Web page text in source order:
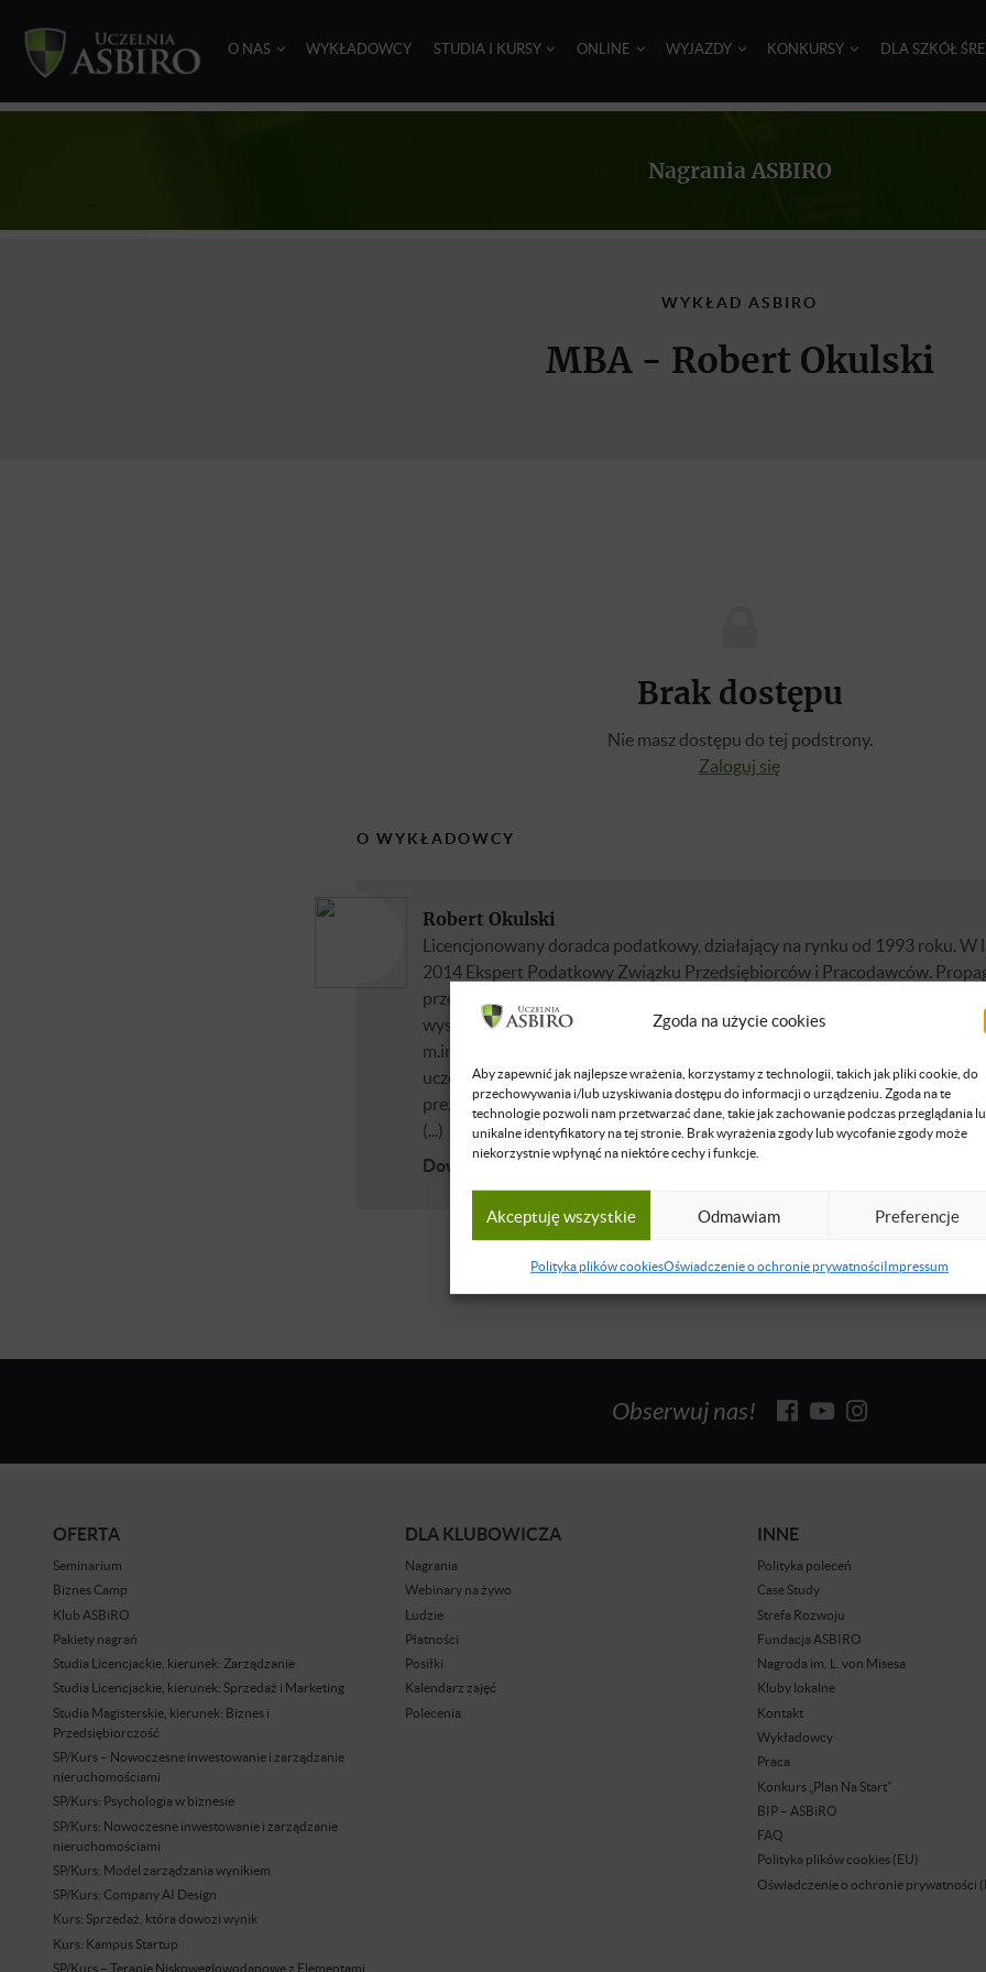
Zgoda na użycie cookies
Aby zapewnić jak najlepsze wrażenia, korzystamy z technologii, takich jak pliki cookie, do
przechowywania i/lub uzyskiwania dostępu do informacji o urządzeniu. Zgoda na te
technologie pozwoli nam przetwarzać dane, takie jak zachowanie podczas przeglądania
unikalne identyfikatory na tej stronie. Brak wyrażenia zgody lub wycofanie zgody może
niekorzystnie wpłynąć na niektóre cechy i funkcje.
Akceptuję wszystkie Odmawiam Preferencje
Polityka plików cookiesOświadczenie o ochronie prywatnościImpressum
O NAS WYKŁADOWCY STUDIA I KURSY ONLINE WYJAZDY KONKURSY DLA SZKÓŁ
Nagrania ASBIRO
WYKŁAD ASBIRO
MBA - Robert Okulski
Brak dostępu
Nie masz dostępu do tej podstrony.
Zaloguj się
O WYKŁADOWCY
Robert Okulski
Licencjonowany doradca podatkowy, działający na rynku od 1993 roku. W
2014 Ekspert Podatkowy Związku Przedsiębiorców i Pracodawców.
przedsiębiorczości. Właściciel i Prezes Zarządu w Grupie Księgowej
wyspecjalizowanych przedsiębiorstw. W ramach doradztwa prowadzi
m.in. z analizą biznesową, optymalizacją podatkową i audytami
uczestnik dyskusji podatkowych i gospodarczych na "GoldenLine”. W
prezes AKT OECONOMICUS – jednego z największych warszawskich
(...)
Dowiedz się więcej
Obserwuj nas!
OFERTA
Seminarium
Biznes Camp
Klub ASBiRO
Pakiety nagrań
Studia Licencjackie, kierunek: Zarządzanie
Studia Licencjackie, kierunek: Sprzedaż i Marketing
Studia Magisterskie, kierunek: Biznes i
Przedsiębiorczość
SP/Kurs – Nowoczesne inwestowanie i zarządzanie
nieruchomościami
SP/Kurs: Psychologia w biznesie
SP/Kurs: Nowoczesne inwestowanie i zarządzanie
nieruchomościami
SP/Kurs: Model zarządzania wynikiem
SP/Kurs: Company AI Design
Kurs: Sprzedaż, która dowozi wynik
Kurs: Kampus Startup
SP/Kurs – Terapie Niskoweglowodanowe z Elementami
DLA KLUBOWICZA
Nagrania
Webinary na żywo
Ludzie
Płatności
Posiłki
Kalendarz zajęć
Polecenia
INNE
Polityka poleceń
Case Study
Strefa Rozwoju
Fundacja ASBIRO
Nagroda im. L. von Misesa
Kluby lokalne
Kontakt
Wykładowcy
Praca
Konkurs „Plan Na Start”
BIP – ASBiRO
FAQ
Polityka plików cookies (EU)
Oświadczenie o ochronie prywatności